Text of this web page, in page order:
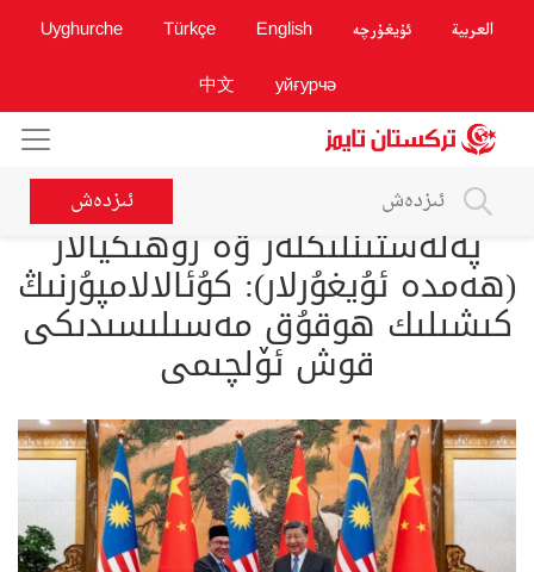
العربية ئۇيغۇرچە English
Türkçe
Uyghurche
уйғурчә
中文
ئىزدەش
پەلەستىنلىكلەر ۋە روھىڭيالار
(ھەمدە ئۇيغۇرلار): كۇئالالامپۇرنىڭ
كىشىلىك ھوقۇق مەسىلىسىدىكى
قوش ئۆلچىمى